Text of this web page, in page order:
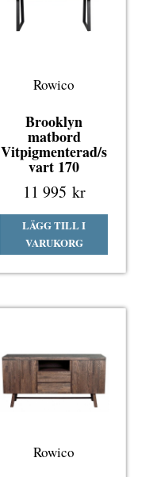
Rowico
Brooklyn
matbord
Vitpigmenterad/s
vart 170
11 995 kr
LÄGG TILL I
VARUKORG
Rowico